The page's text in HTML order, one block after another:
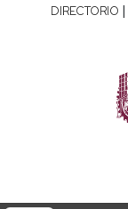
DIRECTORIO |